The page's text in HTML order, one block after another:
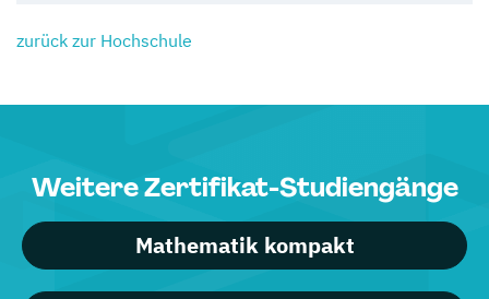
zurück zur Hochschule
Weitere Zertifikat-Studiengänge
Mathematik kompakt